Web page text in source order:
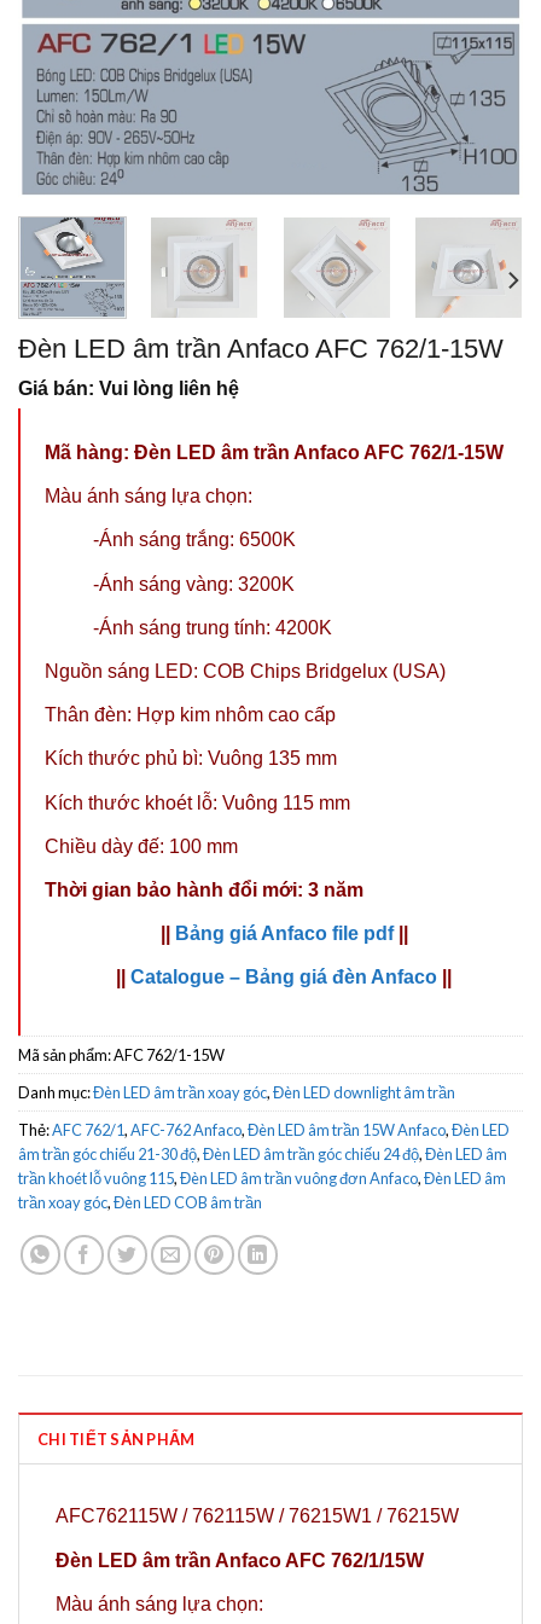
Đèn LED âm trần Anfaco AFC 762/1-15W
Giá bán: Vui lòng liên hệ
Mã hàng: Đèn LED âm trần Anfaco AFC 762/1-15W
Màu ánh sáng lựa chọn:
-Ánh sáng trắng: 6500K
-Ánh sáng vàng: 3200K
-Ánh sáng trung tính: 4200K
Nguồn sáng LED: COB Chips Bridgelux (USA)
Thân đèn: Hợp kim nhôm cao cấp
Kích thước phủ bì: Vuông 135 mm
Kích thước khoét lỗ: Vuông 115 mm
Chiều dày đế: 100 mm
Thời gian bảo hành đổi mới: 3 năm
Bảng giá Anfaco file pdf
Catalogue – Bảng giá đèn Anfaco
Mã sản phẩm:AFC 762/1-15W
Danh mục:Đèn LED âm trần xoay góc,Đèn LED downlight âm trần
Thẻ:AFC 762/1,AFC-762 Anfaco,Đèn LED âm trần 15W Anfaco,Đèn LED
âm trần góc chiếu 21-30 độ,Đèn LED âm trần góc chiếu 24 độ,Đèn LED âm
trần khoét lỗ vuông 115,Đèn LED âm trần vuông đơn Anfaco,Đèn LED âm
trần xoay góc,Đèn LED COB âm trần
CHI TIẾT SẢN PHẨM
AFC762115W / 762115W / 76215W1 / 76215W
Đèn LED âm trần Anfaco AFC 762/1/15W
Màu ánh sáng lựa chọn: